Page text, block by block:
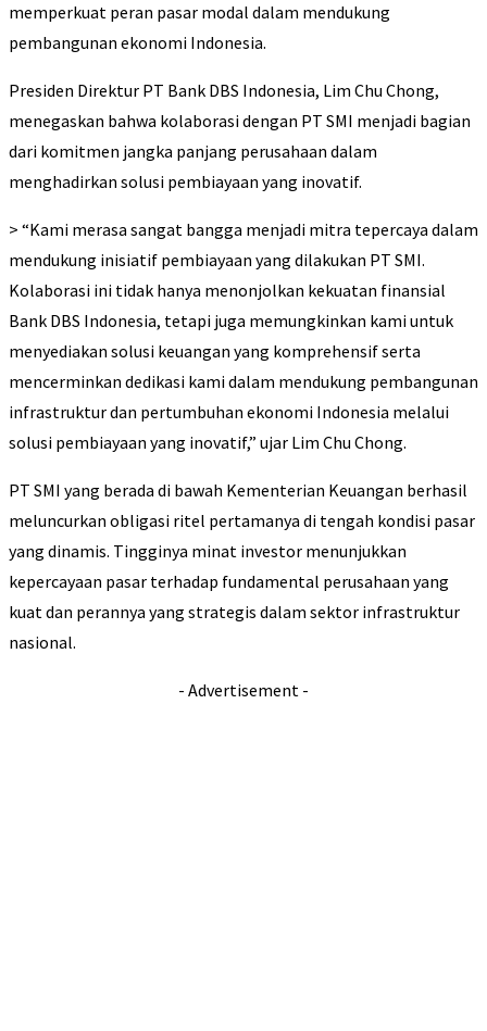
memperkuat peran pasar modal dalam mendukung
pembangunan ekonomi Indonesia.
Presiden Direktur PT Bank DBS Indonesia, Lim Chu Chong,
menegaskan bahwa kolaborasi dengan PT SMI menjadi bagian
dari komitmen jangka panjang perusahaan dalam
menghadirkan solusi pembiayaan yang inovatif.
> “Kami merasa sangat bangga menjadi mitra tepercaya dalam
mendukung inisiatif pembiayaan yang dilakukan PT SMI.
Kolaborasi ini tidak hanya menonjolkan kekuatan finansial
Bank DBS Indonesia, tetapi juga memungkinkan kami untuk
menyediakan solusi keuangan yang komprehensif serta
mencerminkan dedikasi kami dalam mendukung pembangunan
infrastruktur dan pertumbuhan ekonomi Indonesia melalui
solusi pembiayaan yang inovatif,” ujar Lim Chu Chong.
PT SMI yang berada di bawah Kementerian Keuangan berhasil
meluncurkan obligasi ritel pertamanya di tengah kondisi pasar
yang dinamis. Tingginya minat investor menunjukkan
kepercayaan pasar terhadap fundamental perusahaan yang
kuat dan perannya yang strategis dalam sektor infrastruktur
nasional.
- Advertisement -